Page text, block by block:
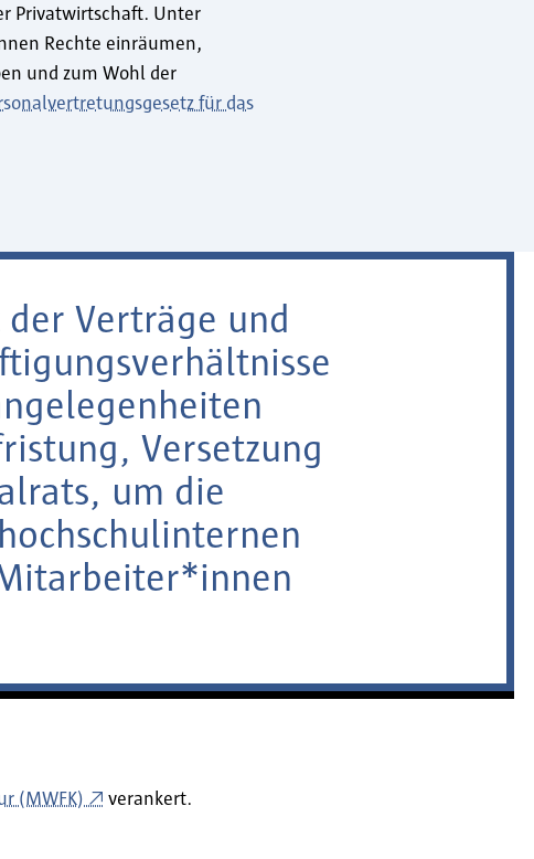
Privatwirtschaft. Unter
Rechte einräumen,
und zum Wohl der
für das
Verträge und
Versetzung
um die
(MWFK)
verankert.